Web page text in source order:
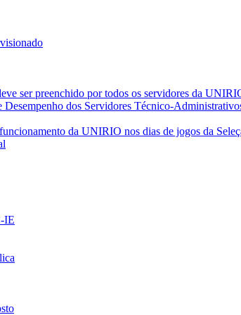
ser preenchido por todos os servidores da
dos Servidores Técnico-
da UNIRIO nos dias de jogos da
IE